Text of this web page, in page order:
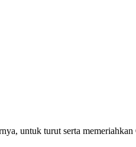
untuk turut serta